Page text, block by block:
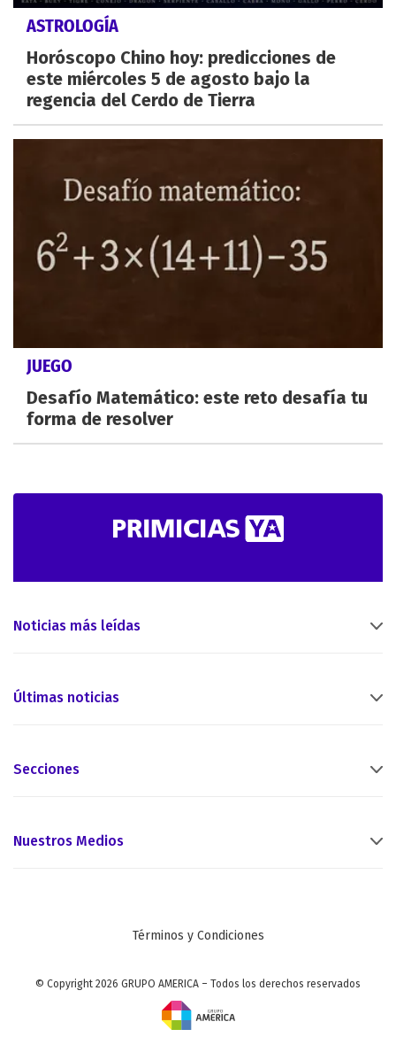
ASTROLOGÍA
Horóscopo Chino hoy: predicciones de
este miércoles 5 de agosto bajo la
regencia del Cerdo de Tierra
JUEGO
Desafío Matemático: este reto desafía tu
forma de resolver
Noticias más leídas
Últimas noticias
Secciones
Nuestros Medios
Términos y Condiciones
© Copyright 2026 GRUPO AMERICA – Todos los derechos reservados